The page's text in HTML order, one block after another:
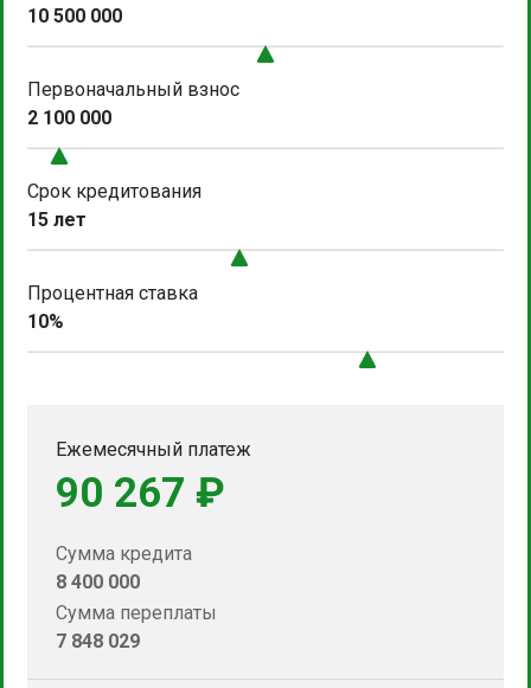
10 500 000
Первоначальный взнос
2 100 000
Срок кредитования
15 лет
Процентная ставка
10%
Ежемесячный платеж
90 267 ₽
Сумма кредита
8 400 000
Сумма переплаты
7 848 029